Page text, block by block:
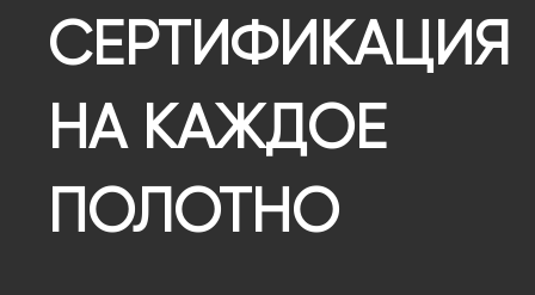
СЕРТИФИКАЦИЯ
НА КАЖДОЕ
ПОЛОТНО